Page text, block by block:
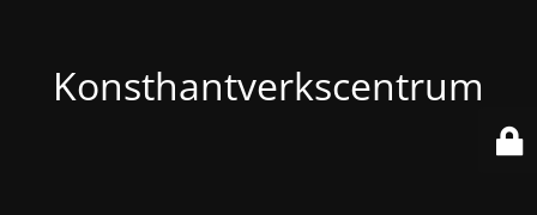
Konsthantverkscentrum